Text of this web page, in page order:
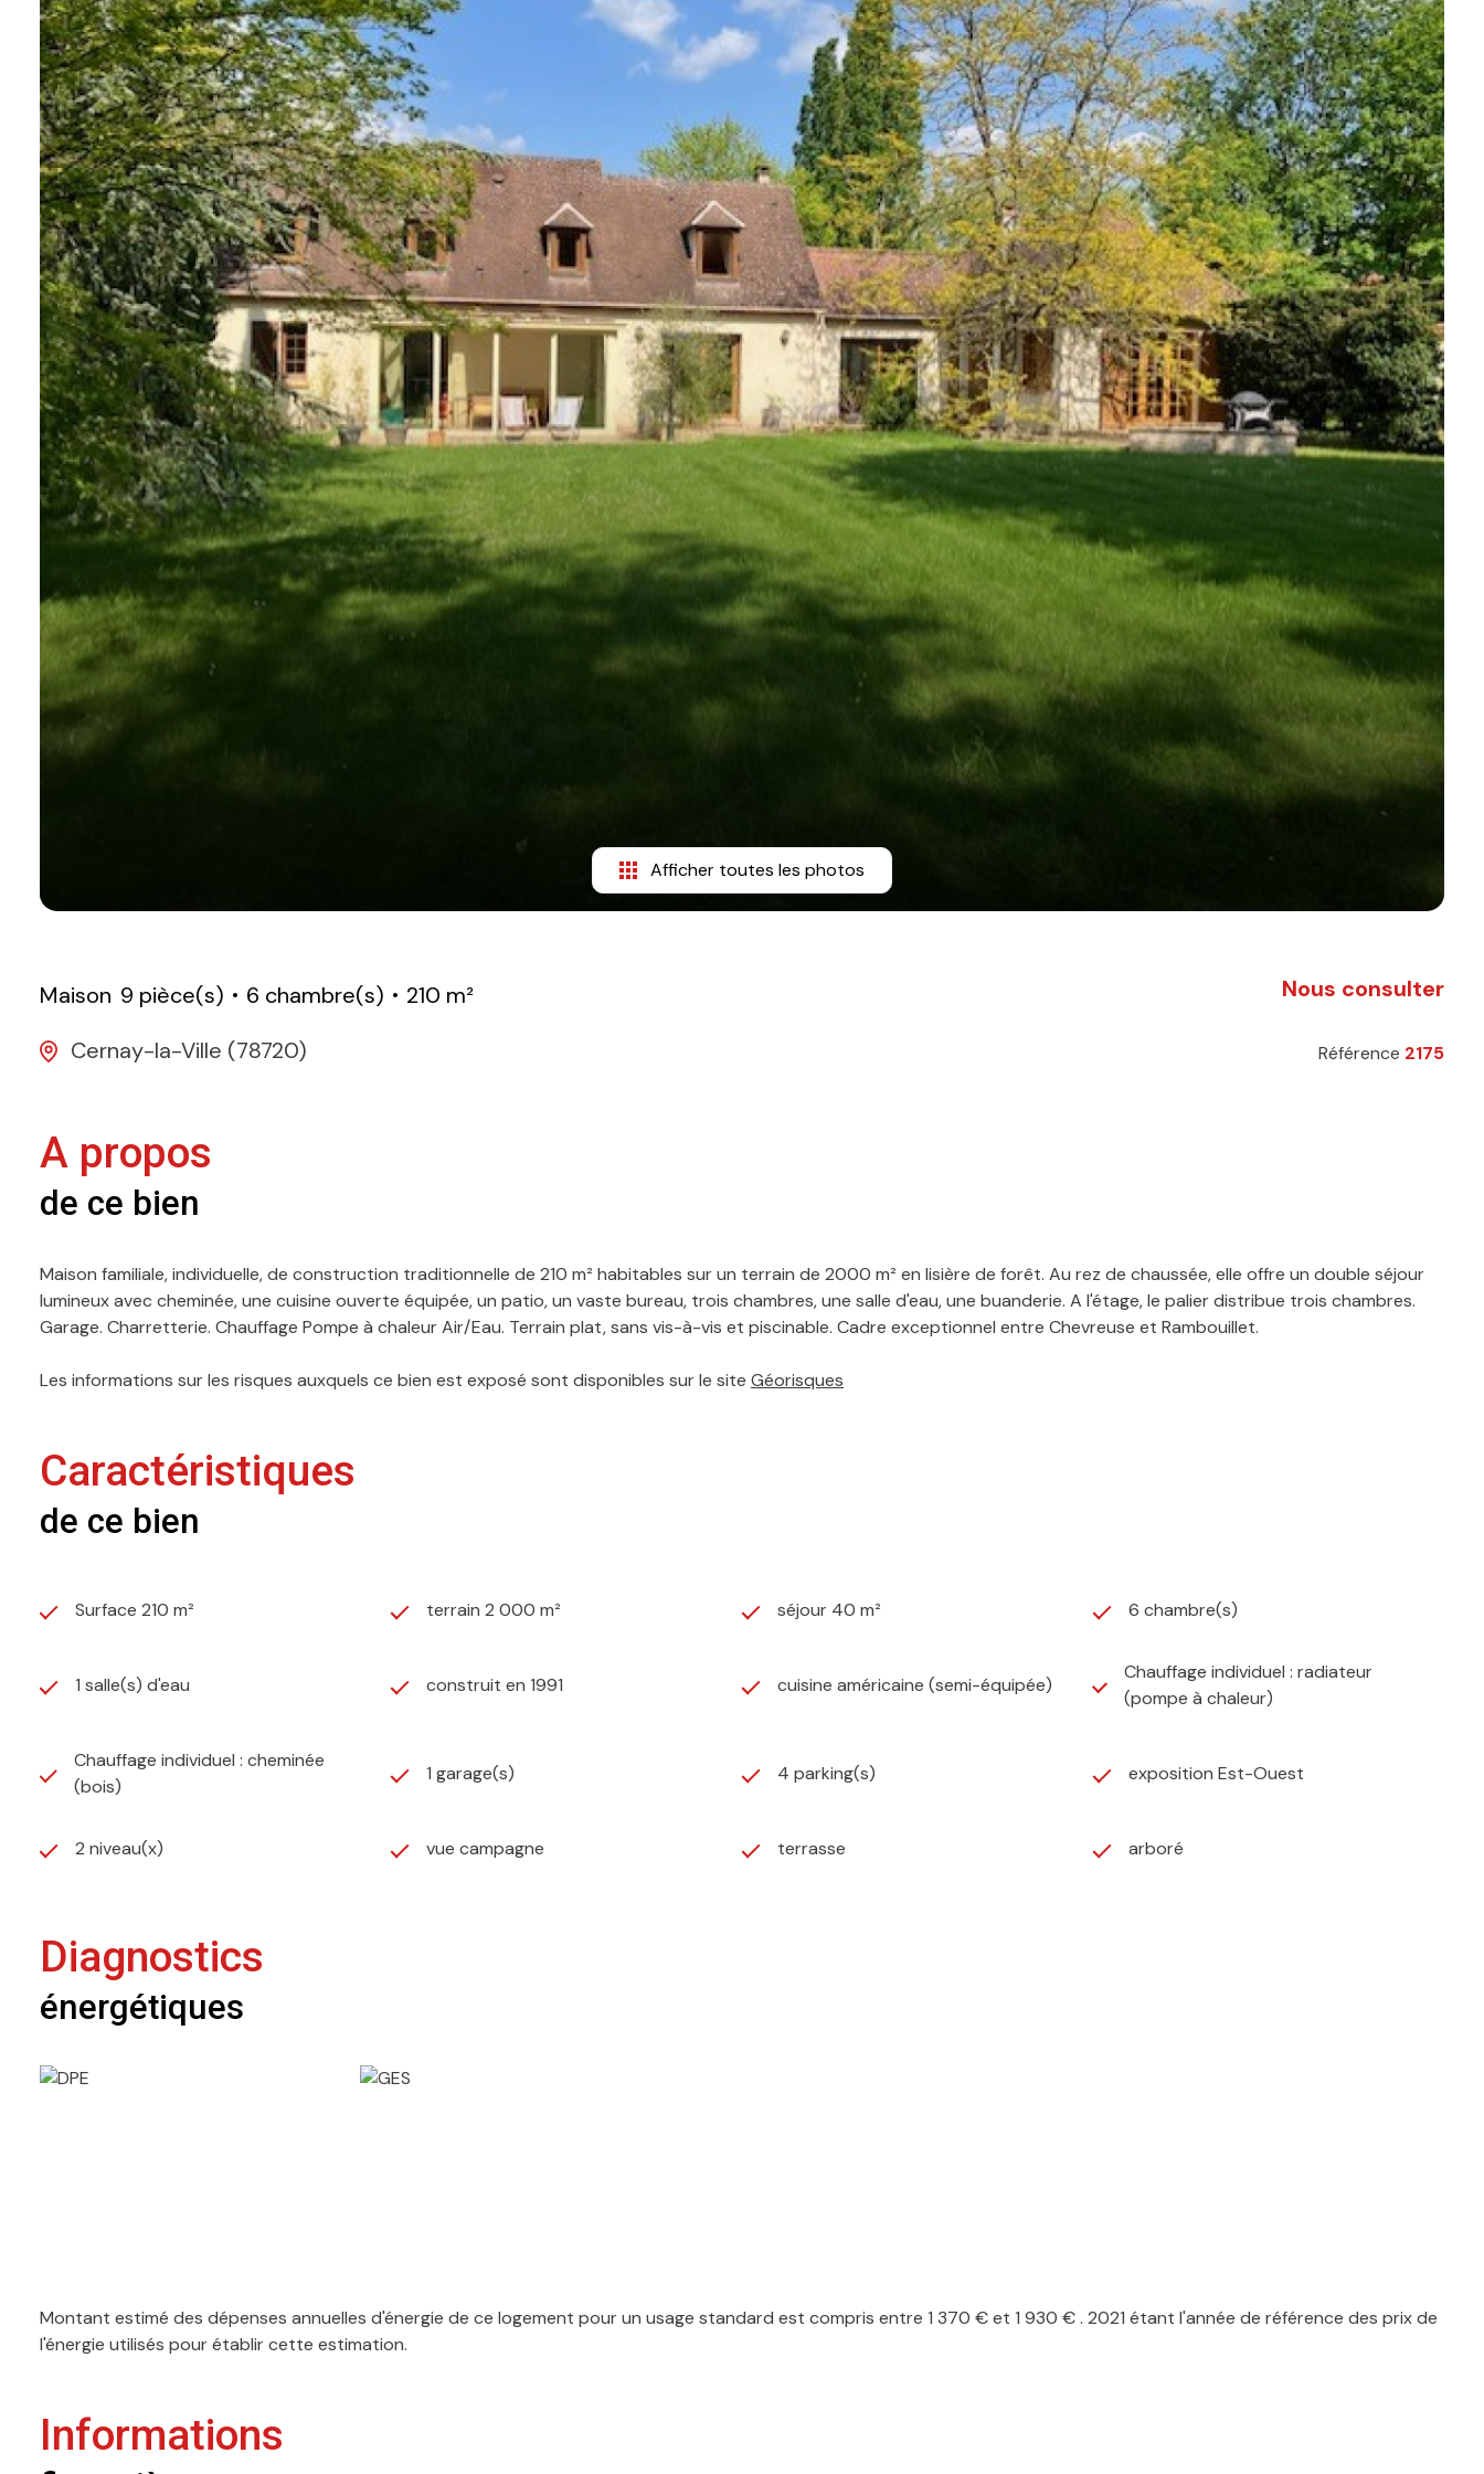
CONTACT
Afficher toutes les photos
Maison 9 pièce(s) 6 chambre(s)
210 m²
Cernay-la-Ville (78720)
Nous consulter
Référence 2175
A propos
de ce bien
Maison familiale, individuelle, de construction traditionnelle de 210 m² habitables sur un terrain de 2000 m² en lisière de forêt. Au rez de chaussée, elle offre un double séjour
lumineux avec cheminée, une cuisine ouverte équipée, un patio, un vaste bureau, trois chambres, une salle d'eau, une buanderie. A l'étage, le palier distribue trois chambres.
Garage. Charretterie. Chauffage Pompe à chaleur Air/Eau. Terrain plat, sans vis-à-vis et piscinable. Cadre exceptionnel entre Chevreuse et Rambouillet.
Les informations sur les risques auxquels ce bien est exposé sont disponibles sur le site Géorisques
Caractéristiques
de ce bien
Surface 210 m² terrain 2 000 m² séjour 40 m² 6 chambre(s)
1 salle(s) d'eau construit en 1991 cuisine américaine (semi-équipée)
Chauffage individuel : radiateur
(pompe à chaleur)
Chauffage individuel : cheminée
(bois)
1 garage(s) 4 parking(s) exposition Est-Ouest
2 niveau(x) vue campagne terrasse arboré
Diagnostics
énergétiques
Montant estimé des dépenses annuelles d'énergie de ce logement pour un usage standard est compris entre 1 370 € et 1 930 € . 2021 étant l'année de référence des prix de
l'énergie utilisés pour établir cette estimation.
Informations